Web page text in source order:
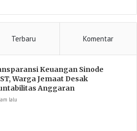
Terbaru Komentar
Keuangan Sinode
Warga Jemaat Desak
Anggaran
lalu